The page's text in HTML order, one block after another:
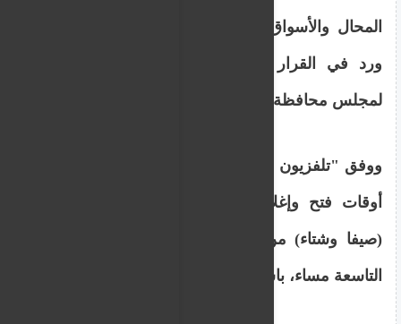
المحال والأسواق والمنشآت بالمدينة، وفقا لما
ورد في القرار الصادر عن المكتب التنفيذي
لمجلس محافظة دمشق.
ووفق "تلفزيون سوريا" ينص القرار على تحديد
أوقات فتح وإغلاق المحال والأسواق التجارية
(صيفا وشتاء) من الساعة التاسعة صباحا حتى
التاسعة مساء، باستثناء يوم العطلة الأسبوعية.